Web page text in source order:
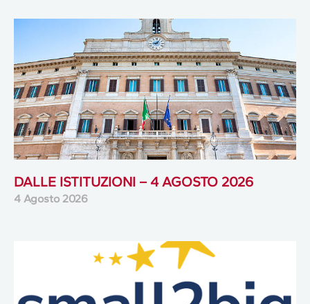
DALLE ISTITUZIONI – 4 AGOSTO 2026
4 Agosto 2026